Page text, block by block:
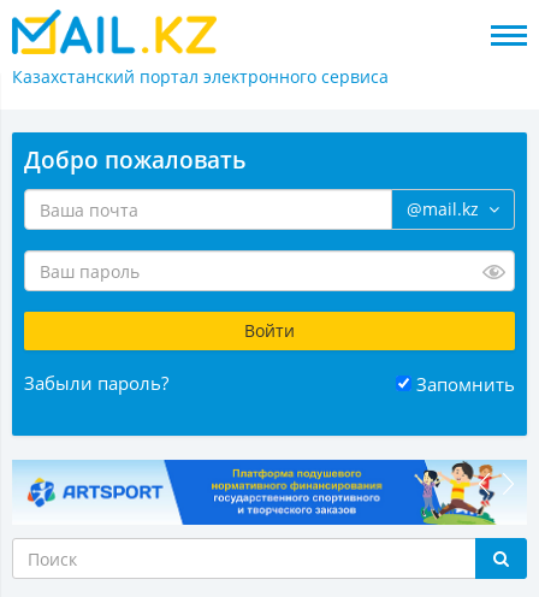
Казахстанский портал электронного сервиса
Добро пожаловать
@mail.kz
Забыли пароль? Запомнить